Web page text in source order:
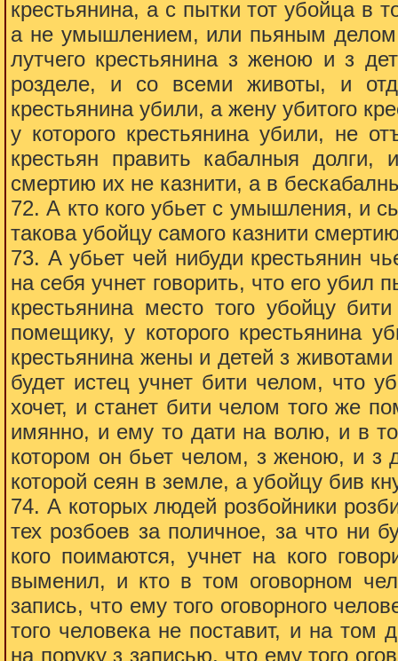
крестьянина, а с пытки тот убойца в
а не умышлением, или пьяным делом,
лутчего крестьянина з женою и з
розделе, и со всеми животы, и
крестьянина убили, а жену убитого
у которого крестьянина убили, не
крестьян править кабалныя
смертию их не казнити, а в
72. А кто кого убьет с умышления, и
такова убойцу самого казнити
73. А убьет чей нибуди крестьянин
на себя учнет говорить, что его
крестьянина место того убойцу
помещику, у которого крестьянина
крестьянина жены и детей з
будет истец учнет бити челом, что
хочет, и станет бити челом того же
имянно, и ему то дати на волю, и в
котором он бьет челом, з женою, и
которой сеян в земле, а убойцу бив
74. А которых людей розбойники
тех розбоев за поличное, за что ни
кого поимаются, учнет на кого
выменил, и кто в том оговорном
запись, что ему того оговорного
того человека не поставит, и на том
на поруку з записью, что ему того